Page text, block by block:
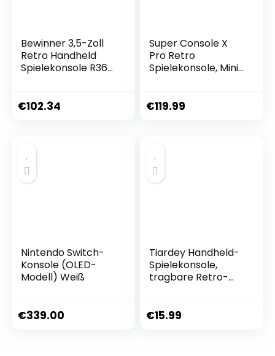
Bewinner 3,5-Zoll
Retro Handheld
Spielekonsole R36s,
Linux/Garlic
€102.34
Super Console X
Pro Retro
Spielekonsole, Mini
Karte für 4K TV-
Unterstützung
WiFi/LAN (256G)
€119.99
Nintendo Switch-
Konsole (OLED-
Modell) Weiß
€339.00
Tiardey Handheld-
Spielekonsole,
tragbare Retro-
3-Zoll-
€15.99